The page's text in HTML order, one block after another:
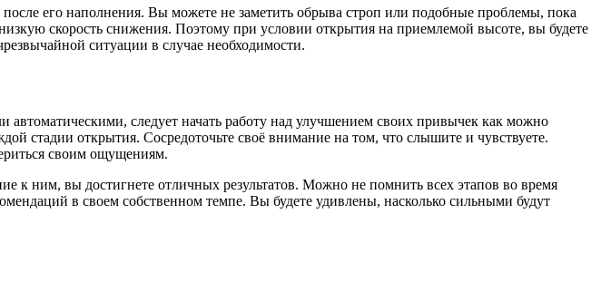
после его наполнения. Вы можете не заметить обрыва строп или подобные проблемы, пока
скорость снижения. Поэтому при условии открытия на приемлемой высоте, вы будете
ситуации в случае необходимости.
автоматическими, следует начать работу над улучшением своих привычек как можно
стадии открытия. Сосредоточьте своё внимание на том, что слышите и чувствуете.
своим ощущениям.
к ним, вы достигнете отличных результатов. Можно не помнить всех этапов во время
в своем собственном темпе. Вы будете удивлены, насколько сильными будут